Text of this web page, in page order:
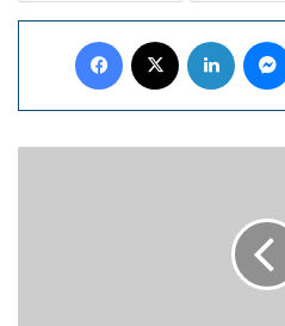
Facebook LinkedIn